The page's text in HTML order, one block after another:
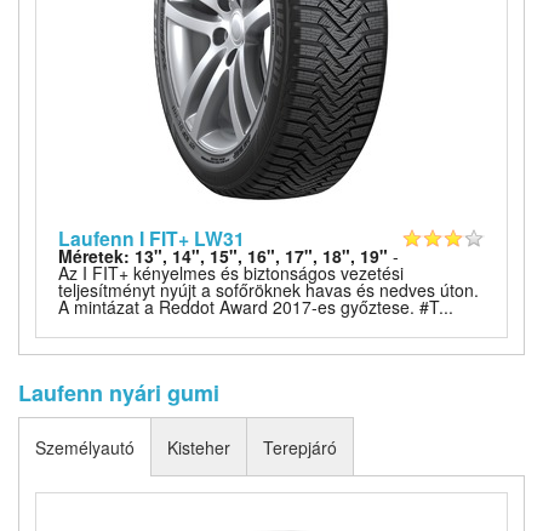
Laufenn I FIT+ LW31
Méretek: 13", 14", 15", 16", 17", 18", 19" -
Az I FIT+ kényelmes és biztonságos vezetési
teljesítményt nyújt a sofőröknek havas és nedves úton.
A mintázat a Reddot Award 2017-es győztese. #T...
Laufenn nyári gumi
Személyautó Kisteher Terepjáró